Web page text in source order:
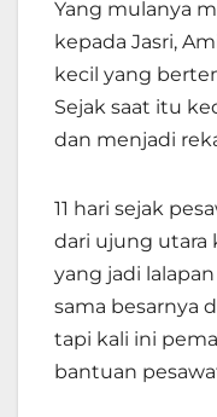
Yang mulanya
kepada Jasri,
kecil yang
Sejak saat itu
dan menjadi
11 hari sejak
dari ujung utara
yang jadi
sama besarnya
tapi kali ini
bantuan